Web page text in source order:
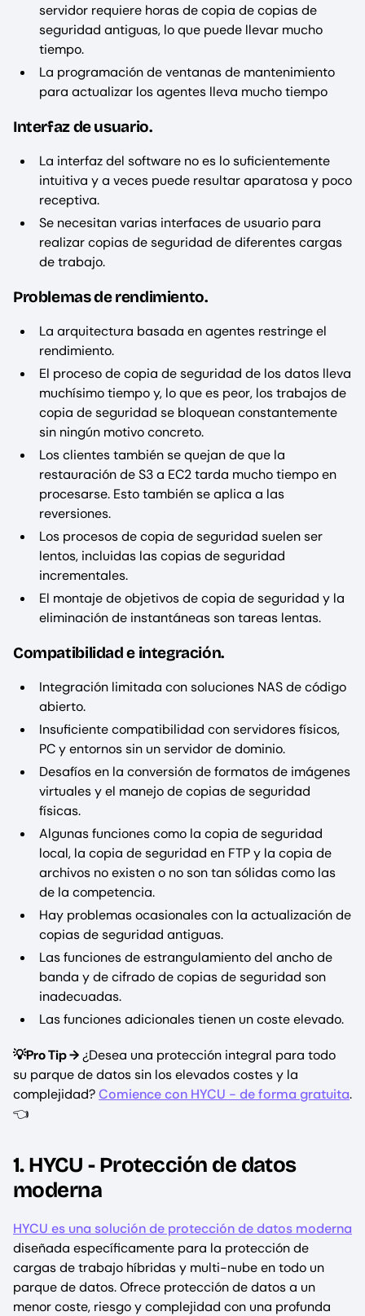
servidor requiere horas de copia de copias de
seguridad antiguas, lo que puede llevar mucho
tiempo.
La programación de ventanas de mantenimiento
para actualizar los agentes lleva mucho tiempo
Interfaz de usuario.
La interfaz del software no es lo suficientemente
intuitiva y a veces puede resultar aparatosa y poco
receptiva.
Se necesitan varias interfaces de usuario para
realizar copias de seguridad de diferentes cargas
de trabajo.
Problemas de rendimiento.
La arquitectura basada en agentes restringe el
rendimiento.
El proceso de copia de seguridad de los datos lleva
muchísimo tiempo y, lo que es peor, los trabajos de
copia de seguridad se bloquean constantemente
sin ningún motivo concreto.
Los clientes también se quejan de que la
restauración de S3 a EC2 tarda mucho tiempo en
procesarse. Esto también se aplica a las
reversiones.
Los procesos de copia de seguridad suelen ser
lentos, incluidas las copias de seguridad
incrementales.
El montaje de objetivos de copia de seguridad y la
eliminación de instantáneas son tareas lentas.
Compatibilidad e integración.
Integración limitada con soluciones NAS de código
abierto.
Insuficiente compatibilidad con servidores físicos,
PC y entornos sin un servidor de dominio.
Desafíos en la conversión de formatos de imágenes
virtuales y el manejo de copias de seguridad
físicas.
Algunas funciones como la copia de seguridad
local, la copia de seguridad en FTP y la copia de
archivos no existen o no son tan sólidas como las
de la competencia.
Hay problemas ocasionales con la actualización de
copias de seguridad antiguas.
Las funciones de estrangulamiento del ancho de
banda y de cifrado de copias de seguridad son
inadecuadas.
Las funciones adicionales tienen un coste elevado.
💡Pro Tip →¿Desea una protección integral para todo
su parque de datos sin los elevados costes y la
complejidad?Comience con HYCU - de forma gratuita.
👈
1. HYCU - Protección de datos
moderna
HYCU es una solución de protección de datos moderna
diseñada específicamente para la protección de
cargas de trabajo híbridas y multi-nube en todo un
parque de datos. Ofrece protección de datos a un
menor coste, riesgo y complejidad con una profunda